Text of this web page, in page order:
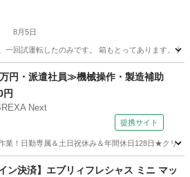
8月5日
一回試運転したのみです。 箱もとってあります。
その他 ドライヤー
円・派遣社員≫機械操作・製造補助
円
Next
提携サイト
業！日勤専属＆土日祝休み＆年間休日128日★クリ
その他
ン決済】エブリィフレシャス ミニ マッ